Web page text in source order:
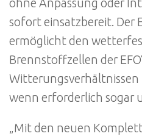
ohne Anpassung oder
sofort einsatzbereit. Der
ermöglicht den
Brennstoffzellen der
Witterungsverhältnissen
wenn erforderlich sogar
„Mit den neuen